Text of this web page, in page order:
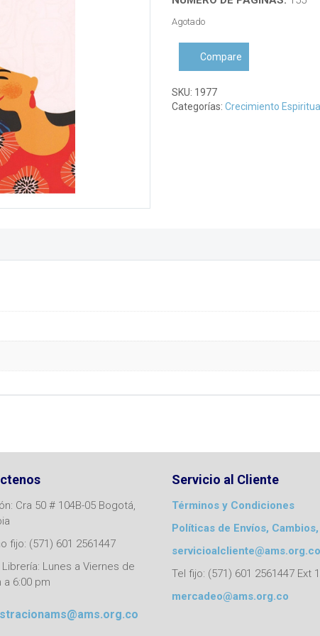
Agotado
Compare
SKU: 1977
Categorías: Crecimiento Espiritual
Cra 50 # 104B-05 Bogotá,
fijo: (571) 601 2561447
Lunes a Viernes de
a 6:00 pm
Servicio al Cliente
Términos y Condiciones
Políticas de Envíos, Cambios,
servicioalcliente@ams.org.co
Tel fijo: (571) 601 2561447 Ext
mercadeo@ams.org.co